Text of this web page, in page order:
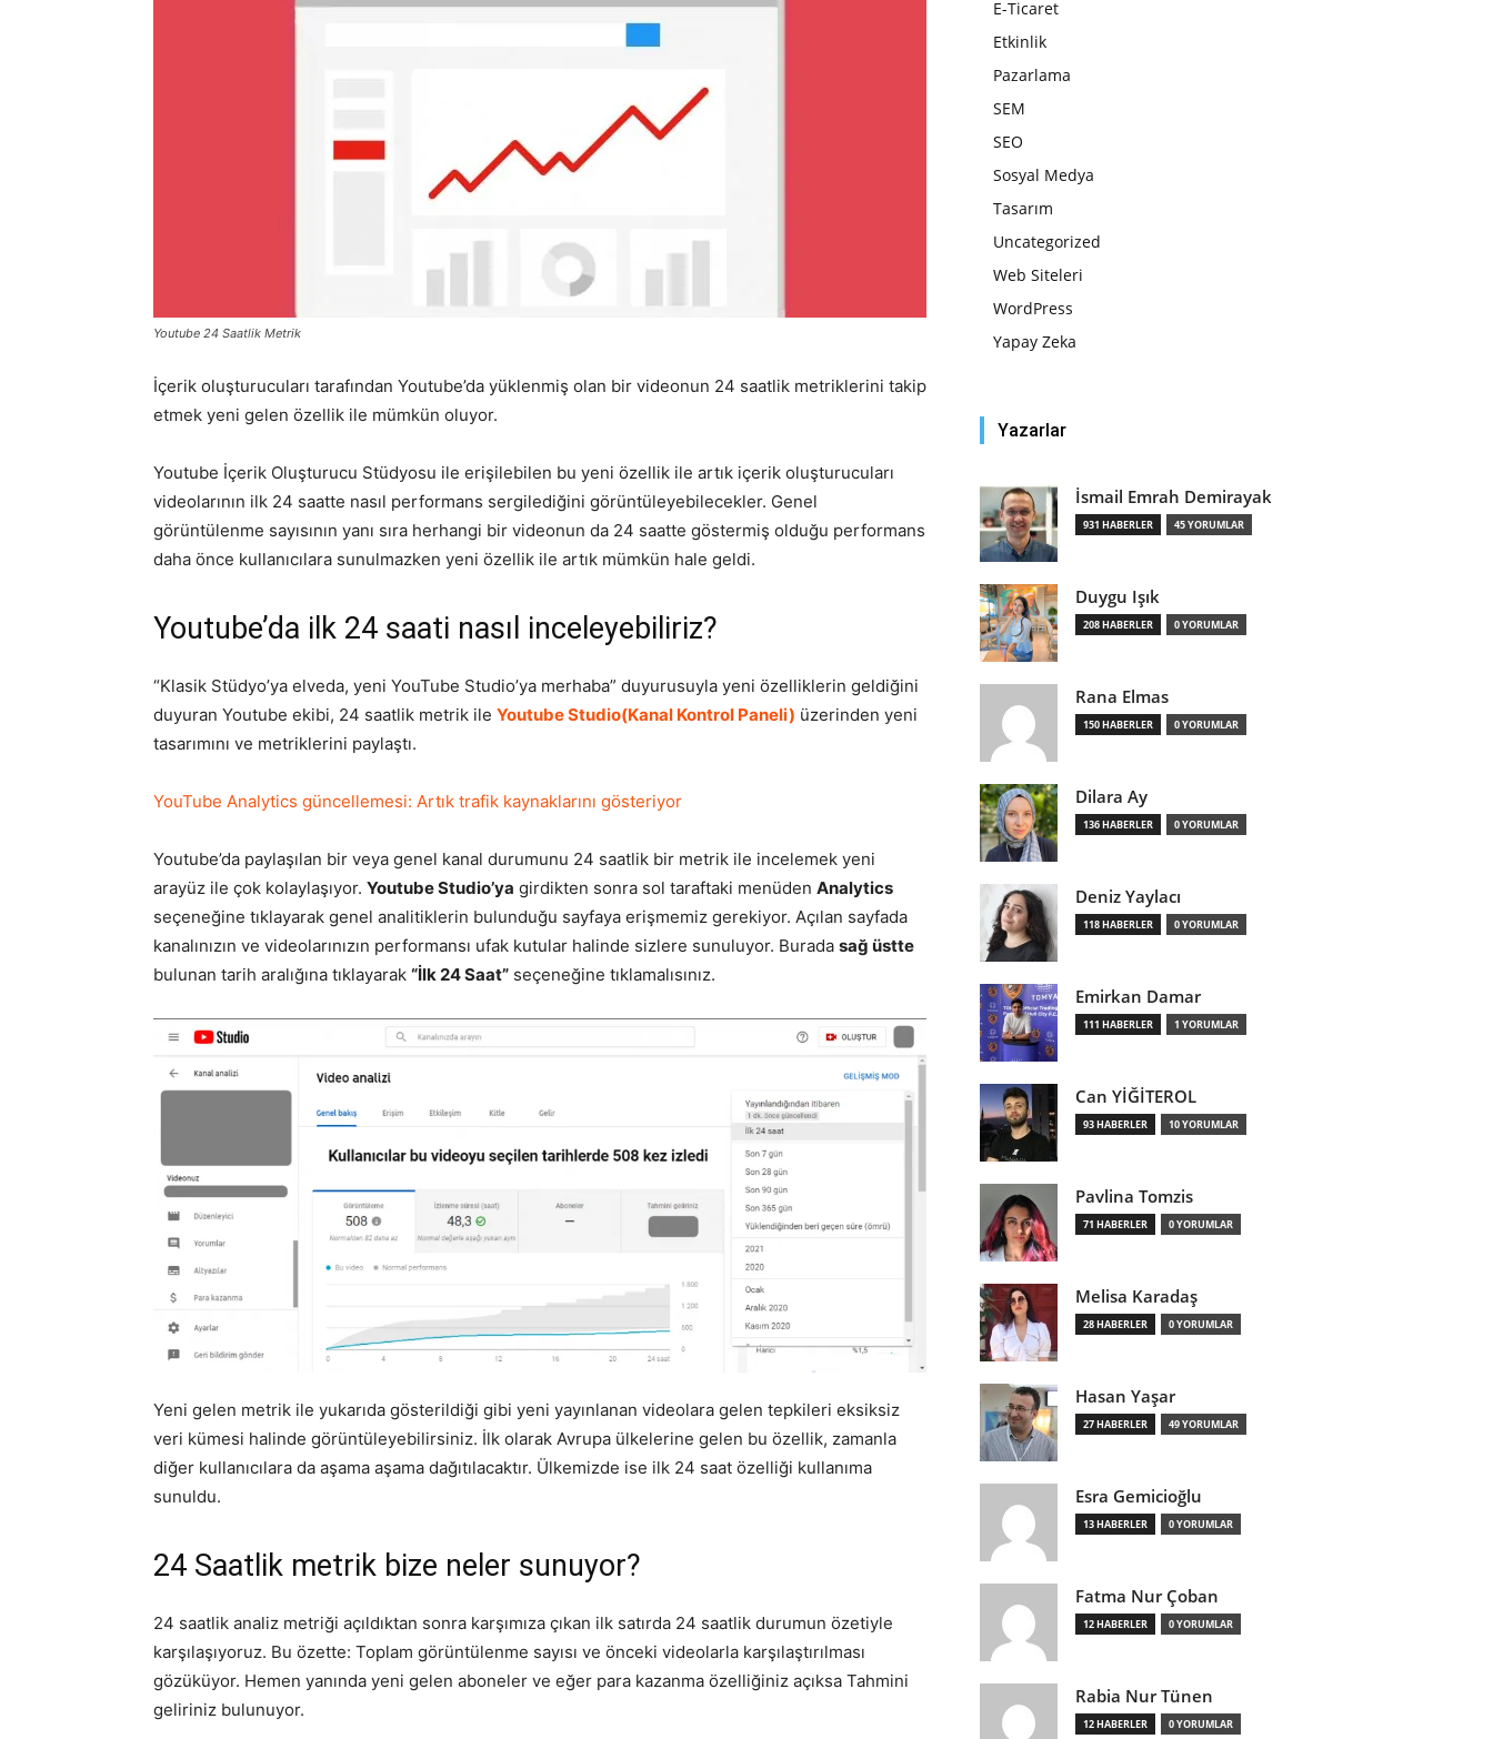
Optimizasyonu
Tasarım,
UI/UX
Youtube 24 Saatlik Metrik
İçerik oluşturucuları tarafından Youtube’da yüklenmiş olan bir videonun 24 saatlik metriklerini takip
etmek yeni gelen özellik ile mümkün oluyor.
Youtube İçerik Oluşturucu Stüdyosu ile erişilebilen bu yeni özellik ile artık içerik oluşturucuları
videolarının ilk 24 saatte nasıl performans sergilediğini görüntüleyebilecekler. Genel
görüntülenme sayısının yanı sıra herhangi bir videonun da 24 saatte göstermiş olduğu performans
daha önce kullanıcılara sunulmazken yeni özellik ile artık mümkün hale geldi.
Youtube’da ilk 24 saati nasıl inceleyebiliriz?
“Klasik Stüdyo’ya elveda, yeni YouTube Studio’ya merhaba” duyurusuyla yeni özelliklerin geldiğini
duyuran Youtube ekibi, 24 saatlik metrik ile Youtube Studio(Kanal Kontrol Paneli) üzerinden yeni
tasarımını ve metriklerini paylaştı.
YouTube Analytics güncellemesi: Artık trafik kaynaklarını gösteriyor
Youtube’da paylaşılan bir veya genel kanal durumunu 24 saatlik bir metrik ile incelemek yeni
arayüz ile çok kolaylaşıyor. Youtube Studio’ya girdikten sonra sol taraftaki menüden Analytics
seçeneğine tıklayarak genel analitiklerin bulunduğu sayfaya erişmemiz gerekiyor. Açılan sayfada
kanalınızın ve videolarınızın performansı ufak kutular halinde sizlere sunuluyor. Burada sağ üstte
bulunan tarih aralığına tıklayarak “İlk 24 Saat” seçeneğine tıklamalısınız.
Yeni gelen metrik ile yukarıda gösterildiği gibi yeni yayınlanan videolara gelen tepkileri eksiksiz
veri kümesi halinde görüntüleyebilirsiniz. İlk olarak Avrupa ülkelerine gelen bu özellik, zamanla
diğer kullanıcılara da aşama aşama dağıtılacaktır. Ülkemizde ise ilk 24 saat özelliği kullanıma
sunuldu.
24 Saatlik metrik bize neler sunuyor?
24 saatlik analiz metriği açıldıktan sonra karşımıza çıkan ilk satırda 24 saatlik durumun özetiyle
karşılaşıyoruz. Bu özette: Toplam görüntülenme sayısı ve önceki videolarla karşılaştırılması
gözüküyor. Hemen yanında yeni gelen aboneler ve eğer para kazanma özelliğiniz açıksa Tahmini
geliriniz bulunuyor.
E-Ticaret
Etkinlik
Pazarlama
SEM
SEO
Sosyal Medya
Tasarım
Uncategorized
Web Siteleri
WordPress
Yapay Zeka
Yazarlar
İsmail Emrah Demirayak
931 HABERLER 45 YORUMLAR
Duygu Işık
208 HABERLER 0 YORUMLAR
Rana Elmas
150 HABERLER 0 YORUMLAR
Dilara Ay
136 HABERLER 0 YORUMLAR
Deniz Yaylacı
118 HABERLER 0 YORUMLAR
Emirkan Damar
111 HABERLER 1 YORUMLAR
Can YİĞİTEROL
93 HABERLER 10 YORUMLAR
Pavlina Tomzis
71 HABERLER 0 YORUMLAR
Melisa Karadaş
28 HABERLER 0 YORUMLAR
Hasan Yaşar
27 HABERLER 49 YORUMLAR
Esra Gemicioğlu
13 HABERLER 0 YORUMLAR
Fatma Nur Çoban
12 HABERLER 0 YORUMLAR
Rabia Nur Tünen
12 HABERLER 0 YORUMLAR